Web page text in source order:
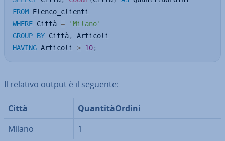
FROM
WHERE Città =
'Milano'
GROUP BY Città,
HAVING Articoli > 10;
Il relativo output è il seguente:
Città
Quan­ti­tàOr­di­ni
Milano
1